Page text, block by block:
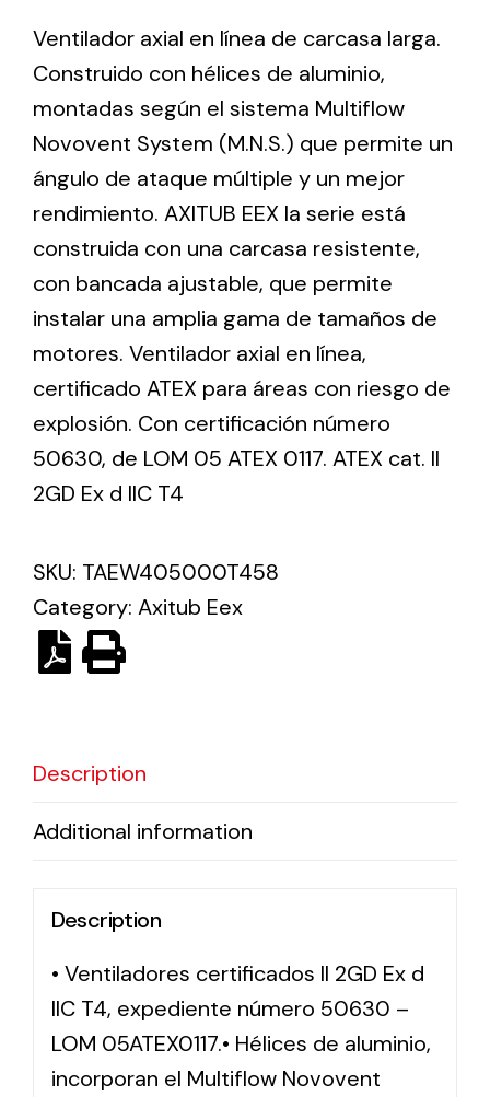
Ventilation
The incorporation of Novovent into the group
meant a greater offer of ventilation products for
different uses
Iluminación Solar
Variedad de soluciones solares para todo tipo
de necesidades.
Solar lighting
Variety of solar solutions for all kinds of needs.
Ventilador axial en línea de carcasa larga.
Construido con hélices de aluminio,
montadas según el sistema Multiflow
Novovent System (M.N.S.) que permite un
ángulo de ataque múltiple y un mejor
rendimiento. AXITUB EEX la serie está
construida con una carcasa resistente,
con bancada ajustable, que permite
instalar una amplia gama de tamaños de
motores. Ventilador axial en línea,
certificado ATEX para áreas con riesgo de
explosión. Con certificación número
50630, de LOM 05 ATEX 0117. ATEX cat. II
2GD Ex d IIC T4
SKU: TAEW405000T458
Category: Axitub Eex
Description
Additional information
Description
• Ventiladores certificados II 2GD Ex d
IIC T4, expediente número 50630 –
LOM 05ATEX0117.• Hélices de aluminio,
incorporan el Multiflow Novovent